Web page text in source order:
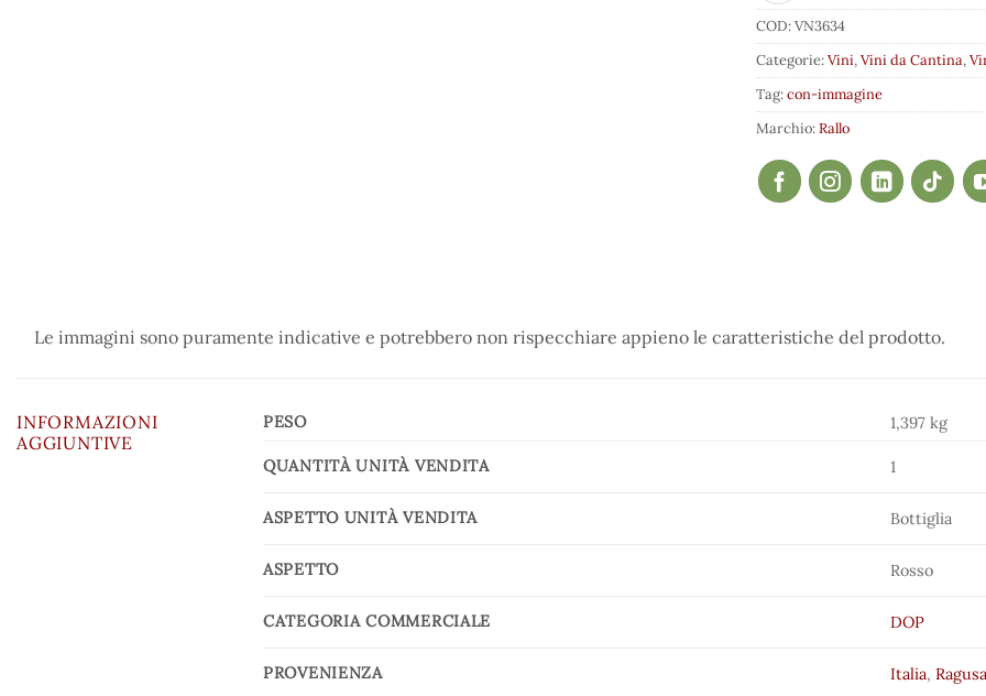
COD:VN3634
Categorie:Vini,Vini da Cantina,
Tag:con-immagine
Marchio:Rallo
Le immagini sono puramente indicative e potrebbero non rispecchiare appieno le caratteristiche del prodotto.
INFORMAZIONI
AGGIUNTIVE
PESO 1,397 kg
QUANTITÀ UNITÀ VENDITA 1
ASPETTO UNITÀ VENDITA Bottiglia
ASPETTO Rosso
CATEGORIA COMMERCIALE DOP
PROVENIENZA Italia,Ragusa